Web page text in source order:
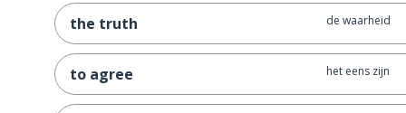
the truth de waarheid
to agree het eens zijn